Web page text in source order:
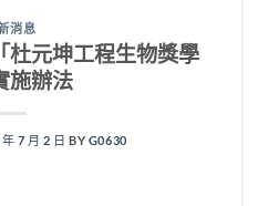
消息
杜元坤工程生物獎學
施辦法
7 月 2 日 BY G0630